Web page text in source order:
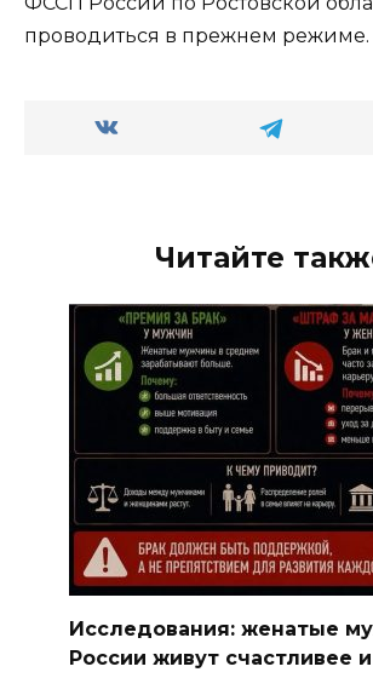
проводиться в прежнем режиме.
Читайте
Исследования: женатые
России живут счастливее